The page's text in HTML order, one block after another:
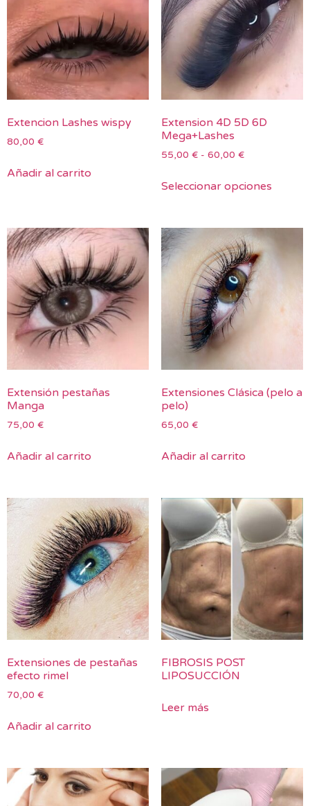
Extencion Lashes wispy
80,00 €
Añadir al carrito
Extension 4D 5D 6D
Mega+Lashes
55,00 € - 60,00 €
Seleccionar opciones
Extensión pestañas
Manga
75,00 €
Añadir al carrito
Extensiones Clásica (pelo a
pelo)
65,00 €
Añadir al carrito
Extensiones de pestañas
efecto rimel
70,00 €
Añadir al carrito
FIBROSIS POST
LIPOSUCCIÓN
Leer más